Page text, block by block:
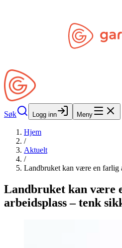
Søk
Åpne Min Side
Logg inn
Meny
Hjem
/
Aktuelt
/
Landbruket kan være en farlig
Landbruket kan være
arbeidsplass – tenk